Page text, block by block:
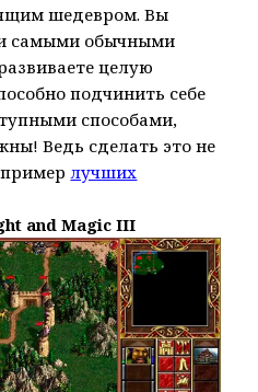
шедевром. Вы
самыми обычными
целую
подчинить себе
способами,
Ведь сделать это не
лучших
and Magic III